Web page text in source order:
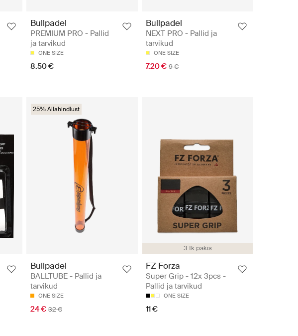
Bullpadel
PREMIUM PRO - Pallid
ja tarvikud
ONE SIZE
8.50 €
Bullpadel
NEXT PRO - Pallid ja
tarvikud
ONE SIZE
7.20 € 9 €
25% Allahindlust
Bullpadel
BALLTUBE - Pallid ja
tarvikud
ONE SIZE
24 € 32 €
3 tk pakis
FZ Forza
Super Grip - 12x 3pcs -
Pallid ja tarvikud
ONE SIZE
11 €